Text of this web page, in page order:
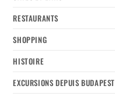
RESTAURANTS
SHOPPING
HISTOIRE
EXCURSIONS DEPUIS BUDAPEST